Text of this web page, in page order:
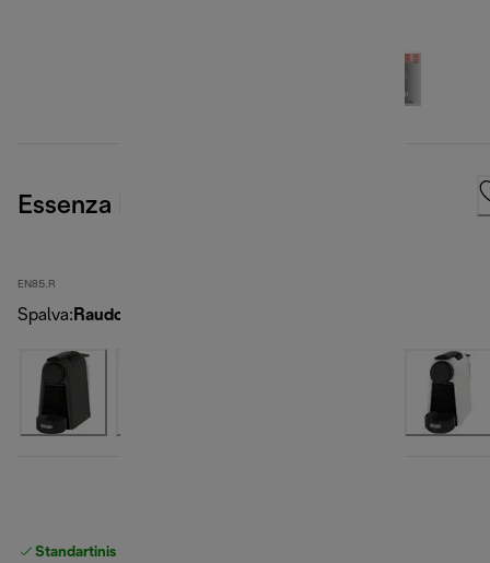
Essenza Mini, Red
EN85.R
Spalva: Raudona
Standartinis nemokamas